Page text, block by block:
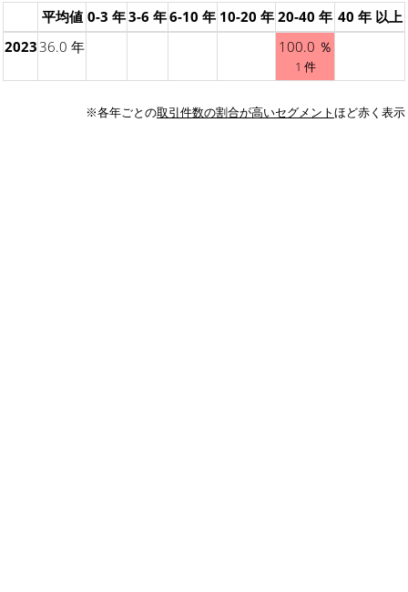
平均値 0-3 年3-6 年6-10 年 10-20 年 20-40 年 40 年 以上
202336.0 年 100.0 ％
1 件
※各年ごとの取引件数の割合が高いセグメントほど赤く表示